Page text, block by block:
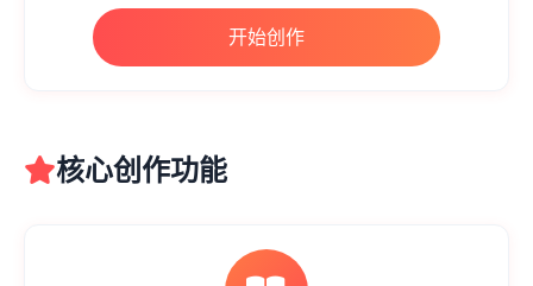
开始创作
核心创作功能